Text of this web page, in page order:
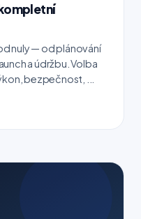
nuly — od plánování
a údržbu. Volba
bezpečnost, ...